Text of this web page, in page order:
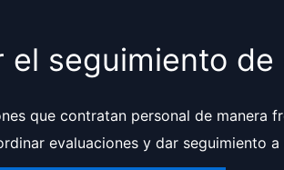
el seguimiento
que contratan personal de manera
evaluaciones y dar seguimiento